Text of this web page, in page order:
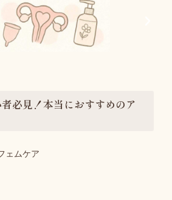
必見！本当におすすめのア
ェムケア